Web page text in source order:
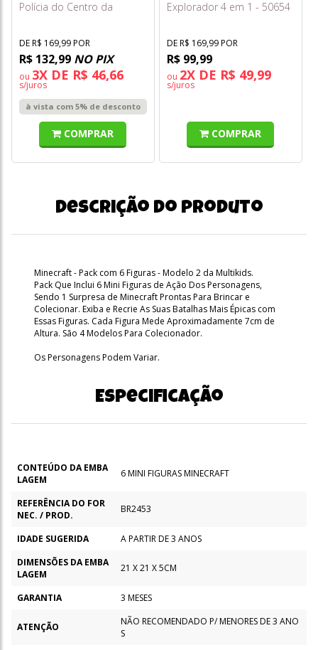
Polícia do Centro da
DE R$ 169,99 POR
R$ 132,99 NO PIX
ou 3X DE R$ 46,66
s/juros
à vista com 5% de desconto
COMPRAR
Explorador 4 em 1 - 50654
DE R$ 169,99 POR
R$ 99,99
ou 2X DE R$ 49,99
s/juros
COMPRAR
Descrição do produto
Minecraft - Pack com 6 Figuras - Modelo 2 da Multikids.
Pack Que Inclui 6 Mini Figuras de Ação Dos Personagens,
Sendo 1 Surpresa de Minecraft Prontas Para Brincar e
Colecionar. Exiba e Recrie As Suas Batalhas Mais Épicas com
Essas Figuras. Cada Figura Mede Aproximadamente 7cm de
Altura. São 4 Modelos Para Colecionador.
Os Personagens Podem Variar.
Especificação
CONTEÚDO DA EMBA
LAGEM
6 MINI FIGURAS MINECRAFT
REFERÊNCIA DO FOR
NEC. / PROD.
BR2453
IDADE SUGERIDA
A PARTIR DE 3 ANOS
DIMENSÕES DA EMBA
LAGEM
21 X 21 X 5CM
GARANTIA 3 MESES
ATENÇÃO
NÃO RECOMENDADO P/ MENORES DE 3 ANO
S